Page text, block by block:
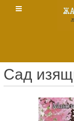
Сад